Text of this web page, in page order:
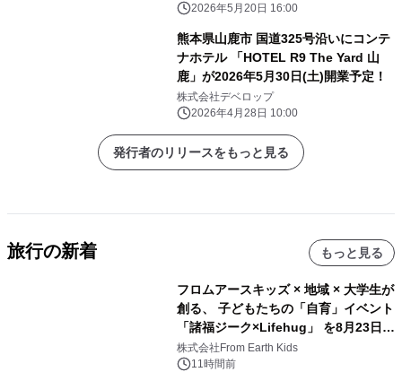
2026年5月20日 16:00
熊本県山鹿市 国道325号沿いにコンテ
ナホテル 「HOTEL R9 The Yard 山
鹿」が2026年5月30日(土)開業予定！
株式会社デベロップ
2026年4月28日 10:00
発行者のリリースをもっと見る
旅行の新着 もっと見る
フロムアースキッズ × 地域 × 大学生が
創る、 子どもたちの「自育」イベント
「諸福ジーク×Lifehug」 を8月23日
(日)開催
株式会社From Earth Kids
11時間前